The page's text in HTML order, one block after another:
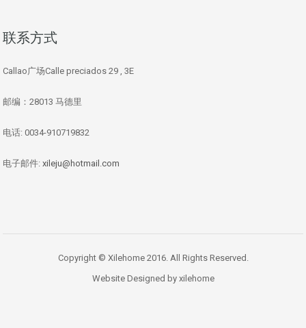
联系方式
Callao广场Calle preciados 29 , 3E
邮编：28013 马德里
电话: 0034-910719832
电子邮件: xileju@hotmail.com
Copyright © Xilehome 2016. All Rights Reserved.
Website Designed by xilehome